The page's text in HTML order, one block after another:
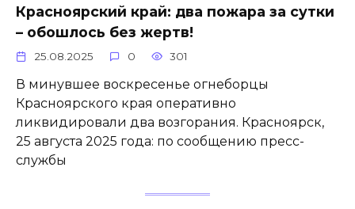
Красноярский край: два пожара за сутки
– обошлось без жертв!
25.08.2025 0 301
В минувшее воскресенье огнеборцы
Красноярского края оперативно
ликвидировали два возгорания. Красноярск,
25 августа 2025 года: по сообщению пресс-
службы